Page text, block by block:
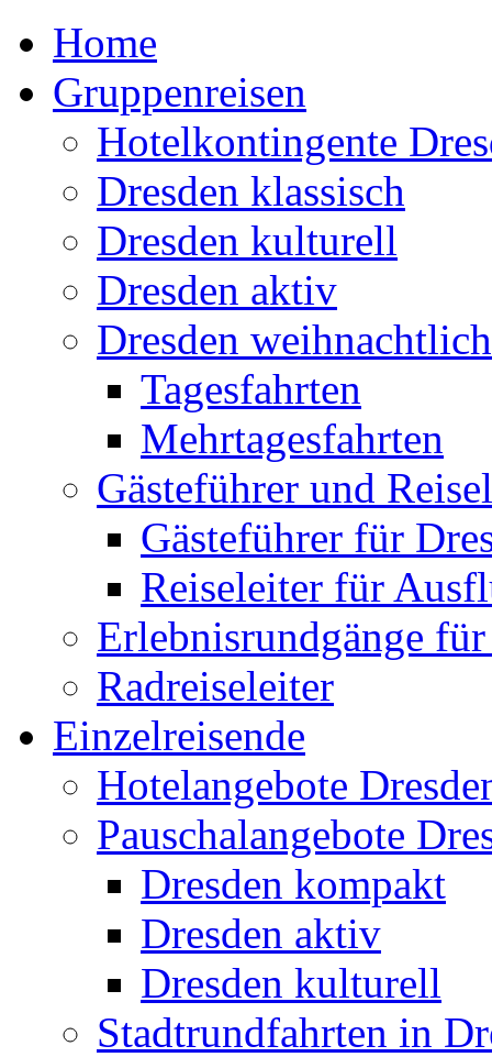
Home
Gruppenreisen
Hotelkontingente
Dresden klassisch
Dresden kulturell
Dresden aktiv
Dresden weihnachtlich
Tagesfahrten
Mehrtagesfahrten
Gästeführer und
Gästeführer für
Reiseleiter für
Erlebnisrundgänge
Radreiseleiter
Einzelreisende
Hotelangebote
Pauschalangebote
Dresden kompakt
Dresden aktiv
Dresden kulturell
Stadtrundfahrten in